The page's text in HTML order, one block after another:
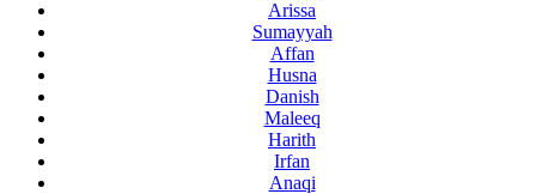
Arissa
Sumayyah
Affan
Husna
Danish
Maleeq
Harith
Irfan
Anaqi